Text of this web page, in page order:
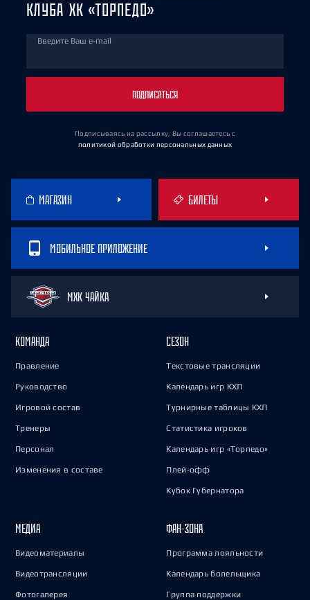
КЛУБА ХК «ТОРПЕДО»
Введите Ваш e-mail
ПОДПИСАТЬСЯ
Подписываясь на рассылку, Вы соглашаетесь с
политикой обработки персональных данных
МАГАЗИН БИЛЕТЫ
МОБИЛЬНОЕ ПРИЛОЖЕНИЕ
МХК ЧАЙКА
КОМАНДА
Правление
Руководство
Игровой состав
Тренеры
Персонал
Изменения в составе
СЕЗОН
Текстовые трансляции
Календарь игр КХЛ
Турнирные таблицы КХЛ
Статистика игроков
Календарь игр «Торпедо»
Плей-офф
Кубок Губернатора
МЕДИА
Видеоматериалы
Видеотрансляции
Фотогалерея
ФАН-ЗОНА
Программа лояльности
Календарь болельщика
Группа поддержки